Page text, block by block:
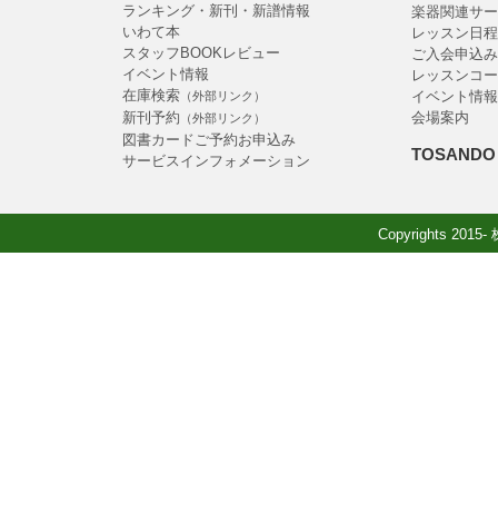
ランキング・新刊・新譜情報
いわて本
スタッフBOOKレビュー
イベント情報
在庫検索 （外部リンク）
新刊予約 （外部リンク）
図書カードご予約お申込み
サービスインフォメーション
楽器関連サ
レッスン日程
ご入会申込
レッスンコ
イベント情報
会場案内
Copyrights 2015-